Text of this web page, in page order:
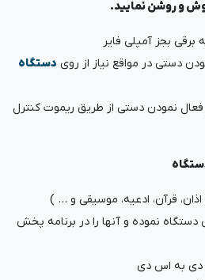
و روشن نمایید.
بجز آمپلی فایر
دستی در مواقع نیاز از روی دستگاه
فعال نمودن دستی از طریق ریموت کنترل
قرآن، ادعیه، موسیقی و … )
نموده و آنها را در برنامه پخش
دی به اس دی